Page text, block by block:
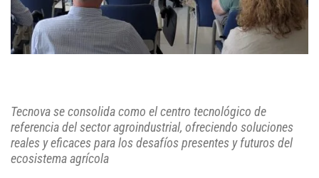
Tecnova se consolida como el centro tecnológico de
referencia del sector agroindustrial, ofreciendo soluciones
reales y eficaces para los desafíos presentes y futuros del
ecosistema agrícola